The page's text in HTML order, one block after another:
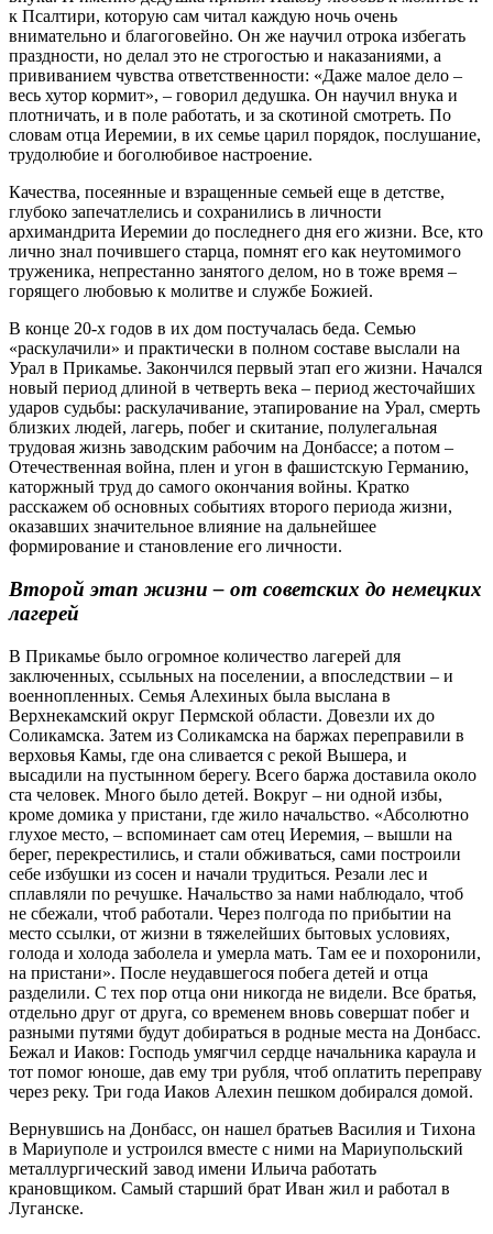
к Псалтири, которую сам читал каждую ночь очень
внимательно и благоговейно. Он же научил отрока избегать
праздности, но делал это не строгостью и наказаниями, а
прививанием чувства ответственности: «Даже малое дело –
весь хутор кормит», – говорил дедушка. Он научил внука и
плотничать, и в поле работать, и за скотиной смотреть. По
словам отца Иеремии, в их семье царил порядок, послушание,
трудолюбие и боголюбивое настроение.
Качества, посеянные и взращенные семьей еще в детстве,
глубоко запечатлелись и сохранились в личности
архимандрита Иеремии до последнего дня его жизни. Все, кто
лично знал почившего старца, помнят его как неутомимого
труженика, непрестанно занятого делом, но в тоже время –
горящего любовью к молитве и службе Божией.
В конце 20-х годов в их дом постучалась беда. Семью
«раскулачили» и практически в полном составе выслали на
Урал в Прикамье. Закончился первый этап его жизни. Начался
новый период длиной в четверть века – период жесточайших
ударов судьбы: раскулачивание, этапирование на Урал, смерть
близких людей, лагерь, побег и скитание, полулегальная
трудовая жизнь заводским рабочим на Донбассе; а потом –
Отечественная война, плен и угон в фашистскую Германию,
каторжный труд до самого окончания войны. Кратко
расскажем об основных событиях второго периода жизни,
оказавших значительное влияние на дальнейшее
формирование и становление его личности.
Второй этап жизни – от советских до немецких
лагерей
В Прикамье было огромное количество лагерей для
заключенных, ссыльных на поселении, а впоследствии – и
военнопленных. Семья Алехиных была выслана в
Верхнекамский округ Пермской области. Довезли их до
Соликамска. Затем из Соликамска на баржах переправили в
верховья Камы, где она сливается с рекой Вышера, и
высадили на пустынном берегу. Всего баржа доставила около
ста человек. Много было детей. Вокруг – ни одной избы,
кроме домика у пристани, где жило начальство. «Абсолютно
глухое место, – вспоминает сам отец Иеремия, – вышли на
берег, перекрестились, и стали обживаться, сами построили
себе избушки из сосен и начали трудиться. Резали лес и
сплавляли по речушке. Начальство за нами наблюдало, чтоб
не сбежали, чтоб работали. Через полгода по прибытии на
место ссылки, от жизни в тяжелейших бытовых условиях,
голода и холода заболела и умерла мать. Там ее и похоронили,
на пристани». После неудавшегося побега детей и отца
разделили. С тех пор отца они никогда не видели. Все братья,
отдельно друг от друга, со временем вновь совершат побег и
разными путями будут добираться в родные места на Донбасс.
Бежал и Иаков: Господь умягчил сердце начальника караула и
тот помог юноше, дав ему три рубля, чтоб оплатить переправу
через реку. Три года Иаков Алехин пешком добирался домой.
Вернувшись на Донбасс, он нашел братьев Василия и Тихона
в Мариуполе и устроился вместе с ними на Мариупольский
металлургический завод имени Ильича работать
крановщиком. Самый старший брат Иван жил и работал в
Луганске.